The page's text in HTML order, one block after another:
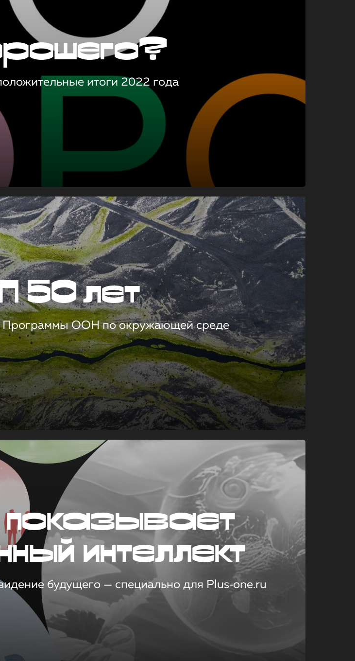
итоги 2022 года
50 лет
Программы ООН по окружающей среде
показывает
интеллект
будущего — специально для Plus‑one.ru